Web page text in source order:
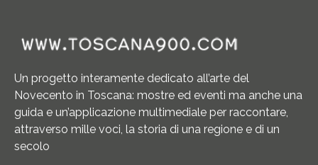
Un progetto interamente dedicato all’arte del
Novecento in Toscana: mostre ed eventi ma anche una
guida e un’applicazione multimediale per raccontare,
attraverso mille voci, la storia di una regione e di un
secolo